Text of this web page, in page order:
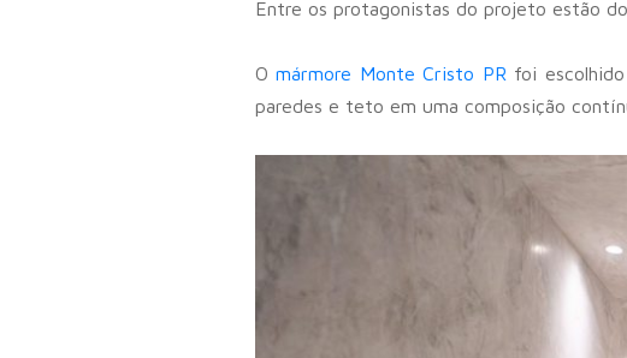
Entre os protagonistas do projeto estão
Omármore Monte Cristo PR foi
paredes e teto em uma composição